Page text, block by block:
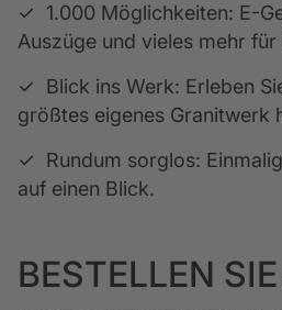
✓  1.000 Möglichkeiten: E-
Auszüge und vieles mehr für
✓  Blick ins Werk: Erleben
größtes eigenes Granitwerk
✓  Rundum sorglos:
auf einen Blick.
BESTELLEN